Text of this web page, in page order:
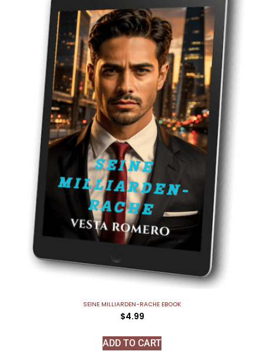
SEINE MILLIARDEN-RACHE EBOOK
$4.99
ADD TO CART